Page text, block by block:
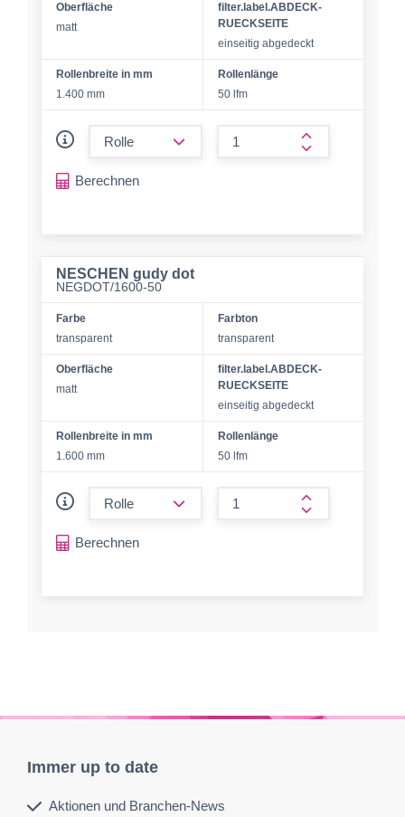
Oberfläche
matt
filter.label.ABDECK-
RUECKSEITE
einseitig abgedeckt
Rollenbreite in mm
1.400 mm
Rollenlänge
50 lfm
form.increase-
Berechnen
NESCHEN gudy dot
NEGDOT/1600-50
Farbe
transparent
Farbton
transparent
Oberfläche
matt
filter.label.ABDECK-
RUECKSEITE
einseitig abgedeckt
Rollenbreite in mm
1.600 mm
Rollenlänge
50 lfm
form.increase-
Berechnen
Immer up to date
Aktionen und Branchen-News